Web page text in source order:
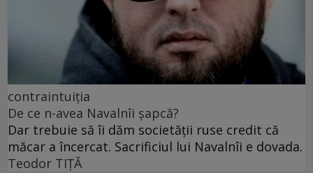
contraintuiția
De ce n-avea Navalnîi șapcă?
Dar trebuie să îi dăm societății ruse credit că
măcar a încercat. Sacrificiul lui Navalnîi e dovada.
Teodor TIŢĂ